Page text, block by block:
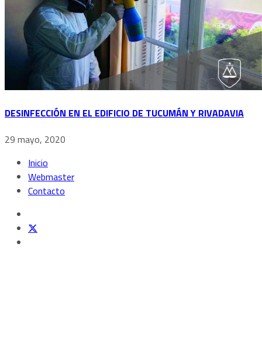
DESINFECCIÓN EN EL EDIFICIO DE TUCUMÁN Y RIVADAVIA
29 mayo, 2020
Inicio
Webmaster
Contacto